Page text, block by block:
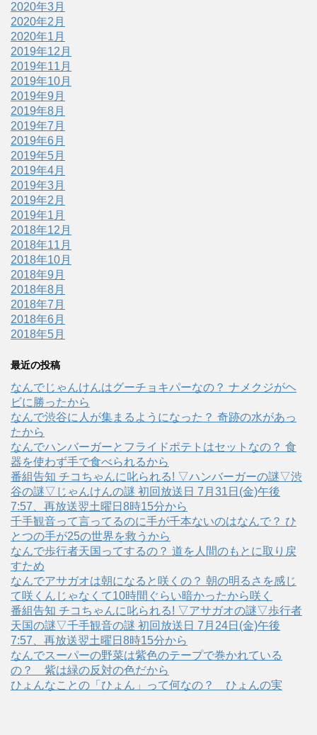
2020年3月
2020年2月
2020年1月
2019年12月
2019年11月
2019年10月
2019年9月
2019年8月
2019年7月
2019年6月
2019年5月
2019年4月
2019年3月
2019年2月
2019年1月
2018年12月
2018年11月
2018年10月
2018年9月
2018年8月
2018年7月
2018年6月
2018年5月
最近の投稿
なんでじゃんけんはグーチョキパーなの？ ナメクジがヘ
ビに勝ったから
なんで渋谷に人が集まるようになった？ 奇跡の水があっ
たから
なんでハンバーガーとフライドポテトはセットなの？ 食
器を使わず手で食べられるから
番組告知 チコちゃんに叱られる! ▽ハンバーガーの謎▽渋
谷の謎▽じゃんけんの謎 初回放送日 7月31日(金)午後
7:57、再放送翌土曜日8時15分から
千手観音って言ってるのに手が千本ないのはなんで？ ひ
とつの手が25の世界を救うから
なんで歩行者天国ってするの？ 道を人間のもとに取り戻
すため
なんでアサガオは朝になると咲くの？ 朝の明るさを感じ
て咲くんじゃなくて10時間ぐらい暗かったから咲く
番組告知 チコちゃんに叱られる! ▽アサガオの謎▽歩行者
天国の謎▽千手観音の謎 初回放送日 7月24日(金)午後
7:57、再放送翌土曜日8時15分から
なんでスーパーの野菜は紫色のテープで巻かれている
の？ 紫は緑の反対の色だから
ひょんなことの「ひょん」って何なの？ ひょんの実